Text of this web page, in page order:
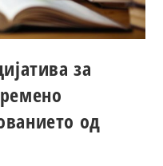
за
од